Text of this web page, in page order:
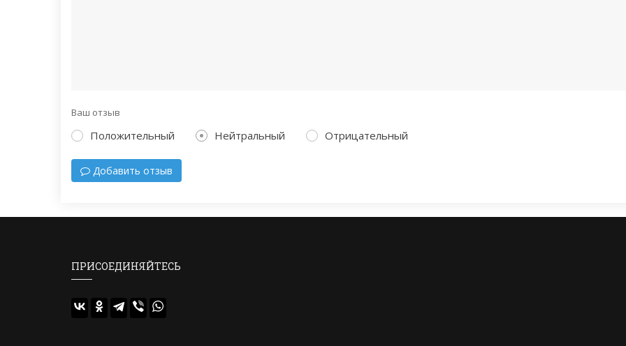
Ваш отзыв
Положительный Нейтральный Отрицательный
Добавить отзыв
ПРИСОЕДИНЯЙТЕСЬ